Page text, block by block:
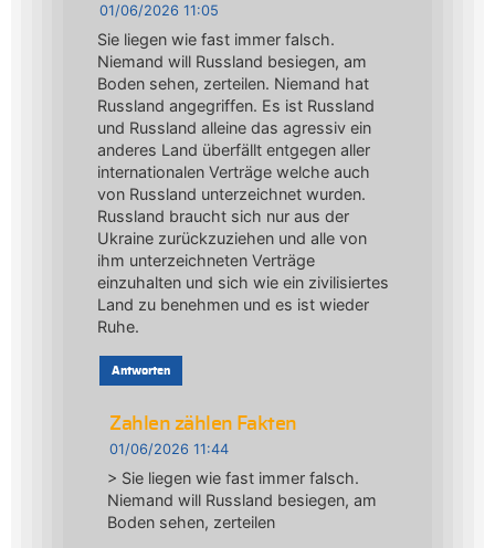
01/06/2026 11:05
Sie liegen wie fast immer falsch.
Niemand will Russland besiegen, am
Boden sehen, zerteilen. Niemand hat
Russland angegriffen. Es ist Russland
und Russland alleine das agressiv ein
anderes Land überfällt entgegen aller
internationalen Verträge welche auch
von Russland unterzeichnet wurden.
Russland braucht sich nur aus der
Ukraine zurückzuziehen und alle von
ihm unterzeichneten Verträge
einzuhalten und sich wie ein zivilisiertes
Land zu benehmen und es ist wieder
Ruhe.
Antworten
Zahlen zählen Fakten
01/06/2026 11:44
> Sie liegen wie fast immer falsch.
Niemand will Russland besiegen, am
Boden sehen, zerteilen